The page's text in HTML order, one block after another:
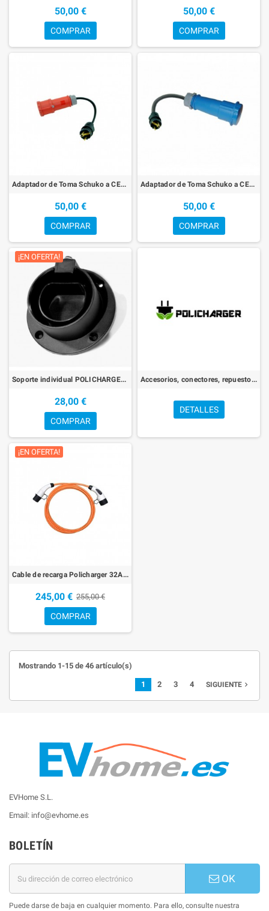
50,00 €
COMPRAR
50,00 €
COMPRAR
Adaptador de Toma Schuko a CEE CETAC trifásico de 32A
50,00 €
COMPRAR
Adaptador de Toma Schuko a CEE CETAC monofásica de 32A
50,00 €
COMPRAR
¡EN OFERTA!
Soporte individual POLICHARGER para cable tipo 2 (Mennekes) de Alta Calidad.
28,00 €
COMPRAR
Accesorios, conectores, repuestos y cables ORIGINALES, para POLICHARGER
DETALLES
¡EN OFERTA!
Cable de recarga Policharger 32A Tipo2 - Tipo 2 Monofásico - P3205T2T2
245,00 € 255,00 €
COMPRAR
Mostrando 1-15 de 46 artículo(s)
1 2 3 4 SIGUIENTE navigate_next
EVHome S.L.
Email: info@evhome.es
BOLETÍN
OK
Puede darse de baja en cualquier momento. Para ello, consulte nuestra